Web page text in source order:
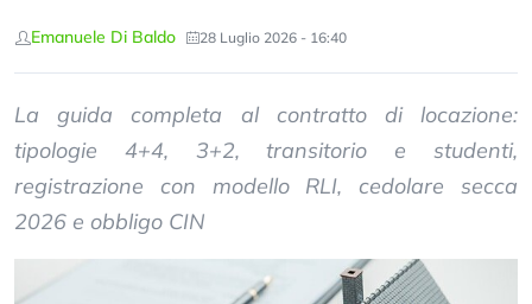
Emanuele Di Baldo 28 Luglio 2026 - 16:40
La guida completa al contratto di locazione:
tipologie 4+4, 3+2, transitorio e studenti,
registrazione con modello RLI, cedolare secca
2026 e obbligo CIN